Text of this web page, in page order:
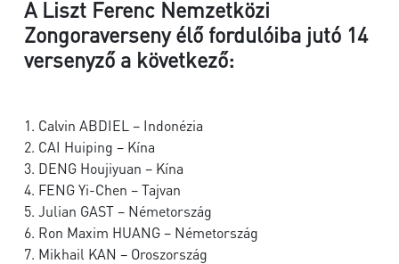
A Liszt Ferenc Nemzetközi
Zongoraverseny élő fordulóiba jutó 14
versenyző a következő:
1. Calvin ABDIEL – Indonézia
2. CAI Huiping – Kína
3. DENG Houjiyuan – Kína
4. FENG Yi-Chen – Tajvan
5. Julian GAST – Németország
6. Ron Maxim HUANG – Németország
7. Mikhail KAN – Oroszország